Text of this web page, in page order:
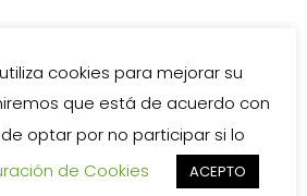
cookies para mejorar su
que está de acuerdo con
optar por no participar si lo
de Cookies ACEPTO